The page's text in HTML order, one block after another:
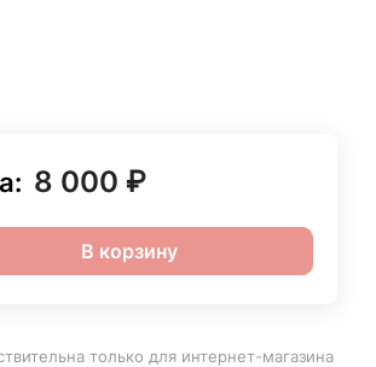
8 000 ₽
В корзину
только для интернет-магазина